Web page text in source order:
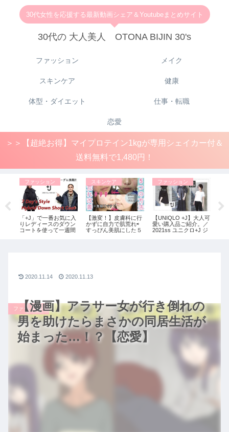
30代女性を応援する最新動画シェア＆Youtubeまとめサイト
30代の 大人美人 OTONA BIJIN 30's
ファッション メイク
スキンケア 健康
体型・ダイエット 仕事・転職
恋愛
＞＞【超絶お得】マイプロテイン1kgが専用シェイカー付＆
送料無料で1,480円！
ファッション
「+J」で一番お気に入
りレディースのダウン
コートを使って一週間
スキンケア
【激変！】皮膚科に行
かずに自力で肌荒れ⇨
すっぴん美肌にした５
ファッション
【UNIQLO +J】大人可
愛い購入品ご紹介。／
2021ss ユニクロ+J ジ
【漫画】アラサー女が行き倒れの
男を助けたらまさかの同居生活が
始まった…！？【恋愛】
ファッション
2020.11.14 2020.11.13